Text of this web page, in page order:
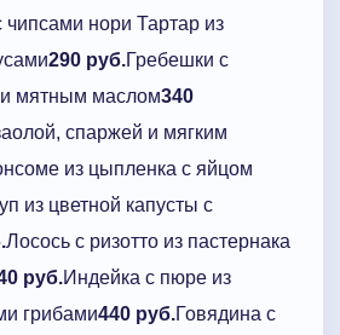
чипсами нори Тартар из
290 руб.Гребешки с
мятным маслом340
спаржей и мягким
из цыпленка с яйцом
из цветной капусты с
Лосось с ризотто из пастернака
руб.Индейка с пюре из
грибами440 руб.Говядина с